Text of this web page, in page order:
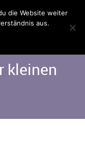
kleinen
die Website weiter
aus.